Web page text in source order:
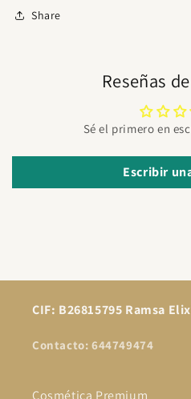
Share
Reseñas
Sé el primero en
Escribir
CIF: B26815795 Ramsa
Contacto: 644749474
Cosmética Premium